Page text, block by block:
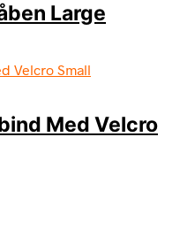
Large
kr..
Med Velcro